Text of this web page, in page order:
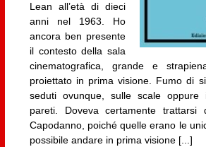
Lean all’età di dieci
anni nel 1963. Ho
ancora ben presente
il contesto della sala
cinematografica, grande e
proiettato in prima visione. Fumo di
seduti ovunque, sulle scale
pareti. Doveva certamente trattarsi
Capodanno, poiché quelle erano le
possibile andare in prima visione [...]